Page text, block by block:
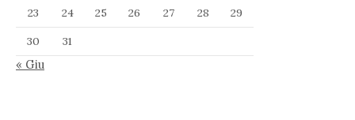
23
24 25 26 27 28
29
30
31
« Giu